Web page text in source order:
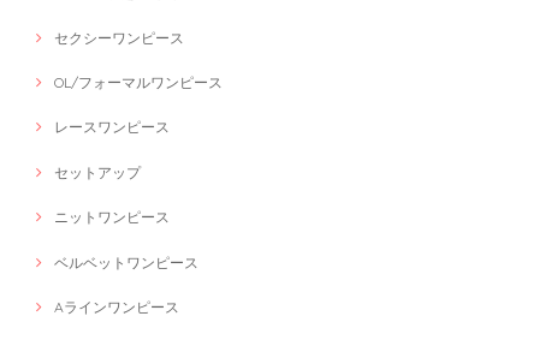
セクシーワンピース
OL/フォーマルワンピース
レースワンピース
セットアップ
ニットワンピース
ベルベットワンピース
Aラインワンピース